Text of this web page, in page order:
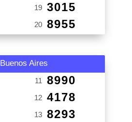
19 3015
20 8955
Buenos Aires
11 8990
12 4178
13 8293